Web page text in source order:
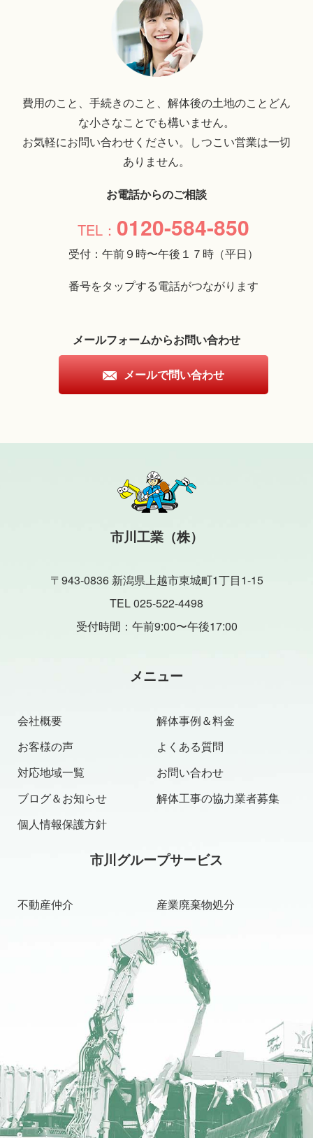
費用のこと、手続きのこと、解体後の土地のことどん
な小さなことでも構いません。
お気軽にお問い合わせください。しつこい営業は一切
ありません。
お電話からのご相談
0120-584-850
受付：午前９時〜午後１７時（平日）
番号をタップする電話がつながります
メールフォームからお問い合わせ
メールで問い合わせ
市川工業（株）
〒943-0836 新潟県上越市東城町1丁目1-15
TEL 025-522-4498
受付時間：午前9:00〜午後17:00
メニュー
会社概要
解体事例＆料金
お客様の声
よくある質問
対応地域一覧
お問い合わせ
ブログ＆お知らせ
解体工事の協力業者募集
個人情報保護方針
市川グループサービス
不動産仲介 産業廃棄物処分